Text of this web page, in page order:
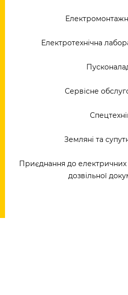
Електротехнічна
Сервісне
Земляні та
Приєднання до
дозвільної